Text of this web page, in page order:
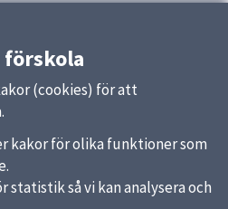
förskola
(cookies) för att
kakor för olika funktioner som
statistik så vi kan analysera och